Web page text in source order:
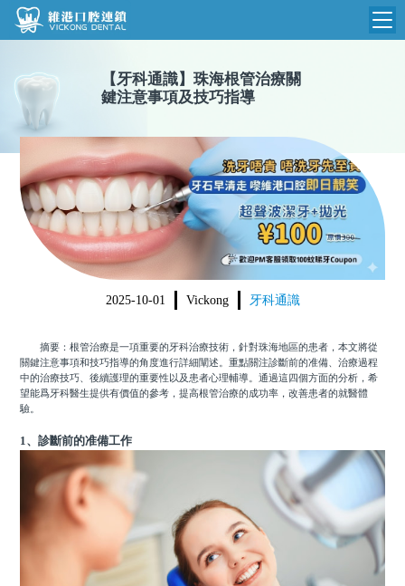
維港首頁
品牌介紹
環境設備
醫院新聞
收費標準
N
收費總表
植牙收費
根管收費
美學收費
箍牙收費
醫生團隊
門診時間
【 牙科通識】 珠海根管治療關
鍵注意事項及技巧指導
2025-10-01 Vickong 牙科通識
摘要：根管治療是一項重要的牙科治療技術，針對珠海地區的患者，本文將從
關鍵注意事項和技巧指導的角度進行詳細闡述。重點關注診斷前的准備、治療過程
中的治療技巧、後續護理的重要性以及患者心理輔導。通過這四個方面的分析，希
望能爲牙科醫生提供有價值的參考，提高根管治療的成功率，改善患者的就醫體
驗。
1、診斷前的准備工作